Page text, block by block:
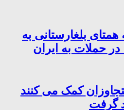
بلغارستانی به
در حملات به ایران
کمک می کنند
گرفت